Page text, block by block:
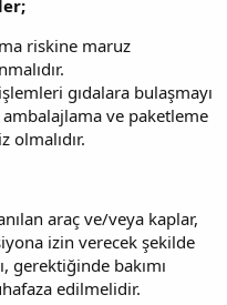
riskine maruz
gıdalara bulaşmayı
ambalajlama ve paketleme
olmalıdır.
araç ve/veya kaplar,
izin verecek şekilde
gerektiğinde bakımı
edilmelidir.